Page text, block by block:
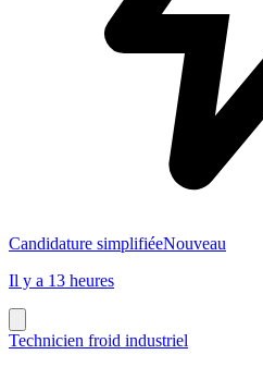
Candidature simplifiéeNouveau
Il y a 13 heures
Technicien froid industriel